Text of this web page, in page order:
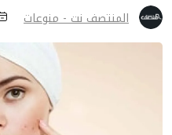
المنتصف نت - منوعات